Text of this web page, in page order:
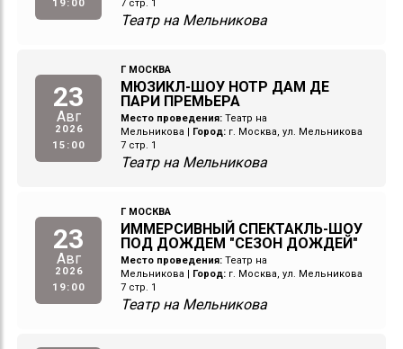
19:00
7 стр. 1
Театр на Мельникова
23
Авг
2026
15:00
Г МОСКВА
МЮЗИКЛ-ШОУ НОТР ДАМ ДЕ
ПАРИ ПРЕМЬЕРА
Место проведения: Театр на
Мельникова
Город: г. Москва, ул. Мельникова
7 стр. 1
Театр на Мельникова
23
Авг
2026
19:00
Г МОСКВА
ИММЕРСИВНЫЙ СПЕКТАКЛЬ-ШОУ
ПОД ДОЖДЕМ "СЕЗОН ДОЖДЕЙ"
Место проведения: Театр на
Мельникова
Город: г. Москва, ул. Мельникова
7 стр. 1
Театр на Мельникова